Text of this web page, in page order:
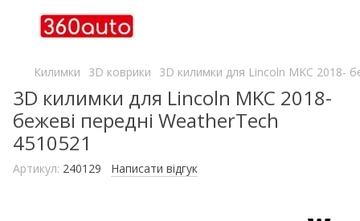
Килимки 3D коврики 3D килимки для Lincoln MKC 2018-
3D килимки для Lincoln MKC 2018-
бежеві передні WeatherTech
4510521
Артикул: 240129 Написати відгук